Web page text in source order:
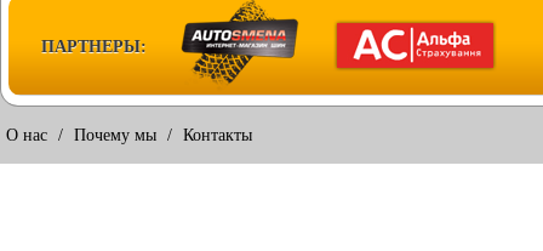
ПАРТНЕРЫ:
О нас / Почему мы / Контакты